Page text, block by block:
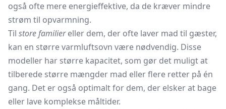
også ofte mere energieffektive, da de kræver mindre
strøm til opvarmning.
Til store familiereller dem, der ofte laver mad til gæster,
kan en større varmluftsovn være nødvendig. Disse
modeller har større kapacitet, som gør det muligt at
tilberede større mængder mad eller flere retter på én
gang. Det er også optimalt for dem, der elsker at bage
eller lave komplekse måltider.